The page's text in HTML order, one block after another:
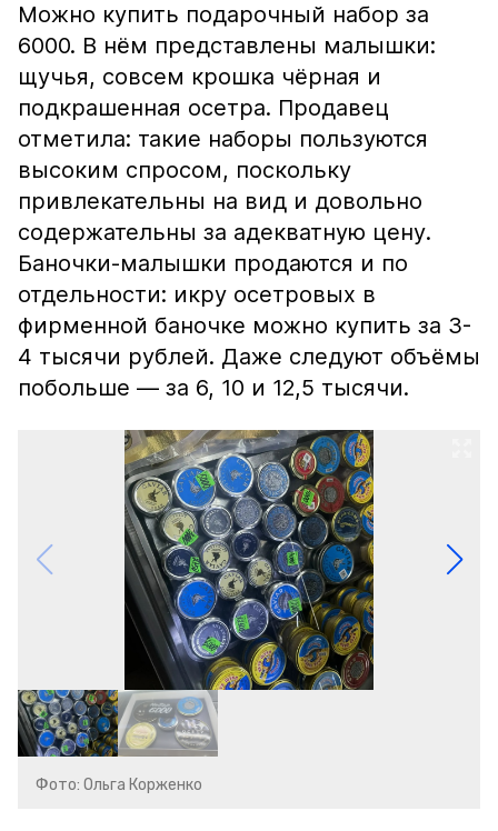
Можно купить подарочный набор за
6000. В нём представлены малышки:
щучья, совсем крошка чёрная и
подкрашенная осетра. Продавец
отметила: такие наборы пользуются
высоким спросом, поскольку
привлекательны на вид и довольно
содержательны за адекватную цену.
Баночки-малышки продаются и по
отдельности: икру осетровых в
фирменной баночке можно купить за 3-
4 тысячи рублей. Даже следуют объёмы
побольше — за 6, 10 и 12,5 тысячи.
Фото: Ольга Корженко